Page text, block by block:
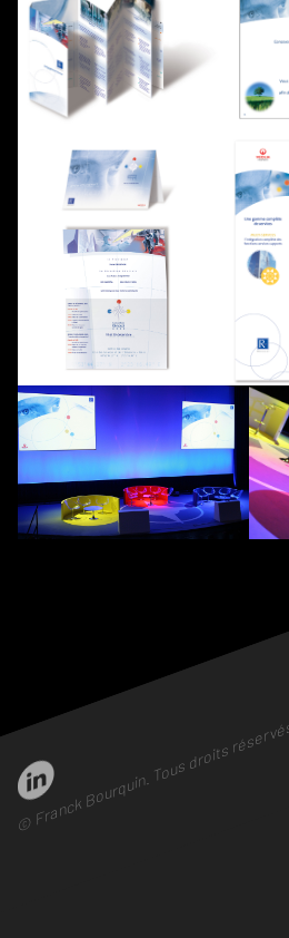
© Franck Bourquin. Tous droits réservés.